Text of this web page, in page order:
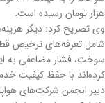
هزار تومان رسیده است.
وی تصریح کرد: دیگر
شامل تعرفه‌های ترخیص
سوخت، فشار مضاعفی به
کرده‌اند با حفظ کیفیت
دبیر انجمن شرکت‌های